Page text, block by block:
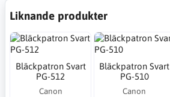
Liknande produkter
Bläckpatron Svart
PG-512
Canon
Bläckpatron Svart
PG-510
Canon